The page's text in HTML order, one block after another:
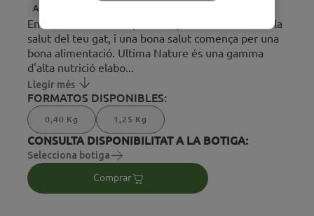
Adult
En Ultima sabem l'important que és tenir cura de la
salut del teu gat, i una bona salut comença per una
bona alimentació. Ultima Nature és una gamma
d'alta nutrició elabo...
Llegir més
FORMATOS DISPONIBLES:
0,40 Kg 1,25 Kg
CONSULTA DISPONIBILITAT A LA BOTIGA:
Selecciona botiga
Comprar